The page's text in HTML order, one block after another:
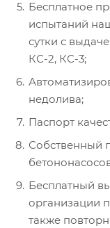
Бесплатное
испытаний
сутки с
КС-2, КС-3;
недолива;
Паспорт
Собственный
Бесплатный
организации
также